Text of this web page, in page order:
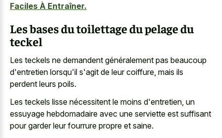
Faciles À Entraîner.
Les bases du toilettage du pelage du
teckel
Les teckels ne demandent généralement pas beaucoup
d'entretien lorsqu'il s'agit de leur coiffure, mais ils
perdent leurs poils.
Les teckels lisse nécessitent le moins d'entretien, un
essuyage hebdomadaire avec une serviette est suffisant
pour garder leur fourrure propre et saine.